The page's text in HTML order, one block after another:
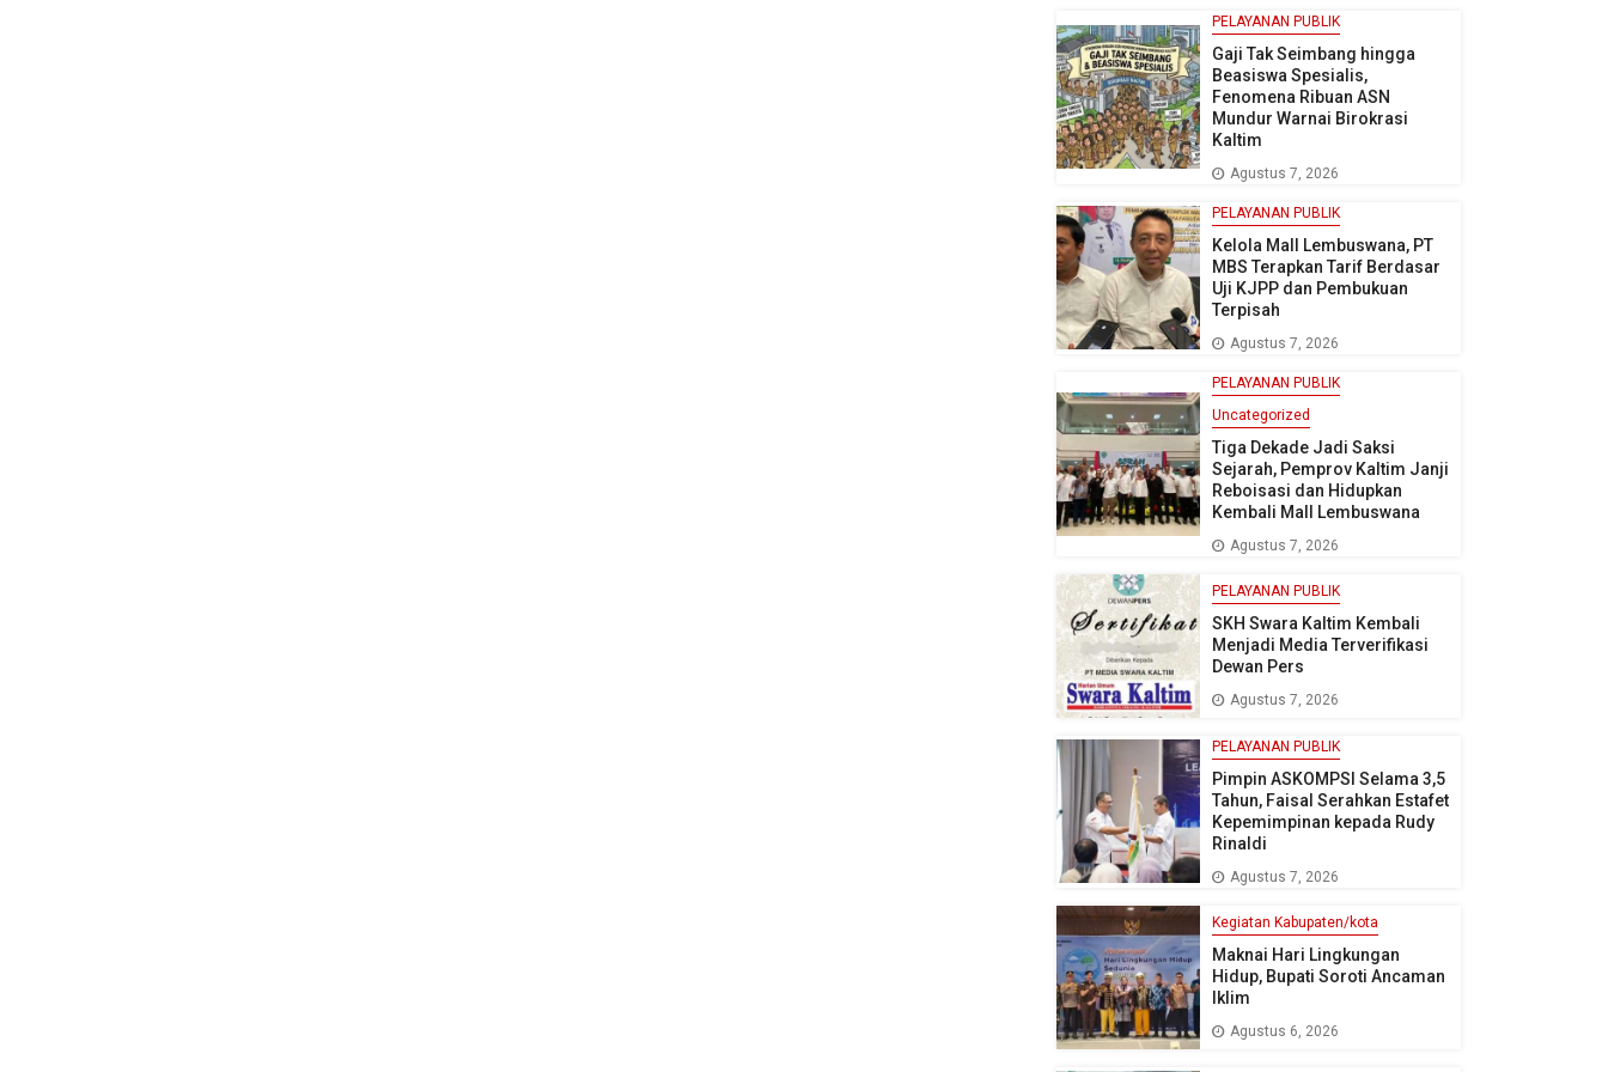
PELAYANAN PUBLIK
Gaji Tak Seimbang hingga
Beasiswa Spesialis,
Fenomena Ribuan ASN
Mundur Warnai Birokrasi
Kaltim
Agustus 7, 2026
PELAYANAN PUBLIK
Kelola Mall Lembuswana, PT
MBS Terapkan Tarif Berdasar
Uji KJPP dan Pembukuan
Terpisah
Agustus 7, 2026
PELAYANAN PUBLIK
Uncategorized
Tiga Dekade Jadi Saksi
Sejarah, Pemprov Kaltim Janji
Reboisasi dan Hidupkan
Kembali Mall Lembuswana
Agustus 7, 2026
PELAYANAN PUBLIK
SKH Swara Kaltim Kembali
Menjadi Media Terverifikasi
Dewan Pers
Agustus 7, 2026
PELAYANAN PUBLIK
Pimpin ASKOMPSI Selama 3,5
Tahun, Faisal Serahkan Estafet
Kepemimpinan kepada Rudy
Rinaldi
Agustus 7, 2026
Kegiatan Kabupaten/kota
Maknai Hari Lingkungan
Hidup, Bupati Soroti Ancaman
Iklim
Agustus 6, 2026